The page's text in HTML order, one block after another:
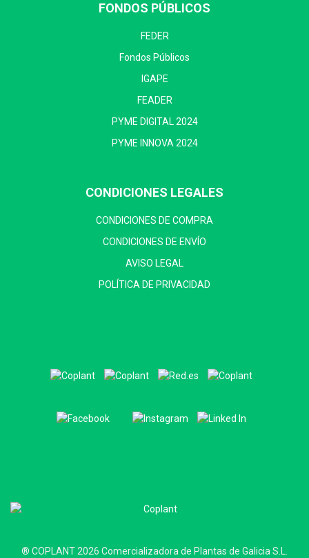
FONDOS PÚBLICOS
FEDER
Fondos Públicos
IGAPE
FEADER
PYME DIGITAL 2024
PYME INNOVA 2024
CONDICIONES LEGALES
CONDICIONES DE COMPRA
CONDICIONES DE ENVÍO
AVISO LEGAL
POLÍTICA DE PRIVACIDAD
® COPLANT 2026 Comercializadora de Plantas de Galicia S.L.